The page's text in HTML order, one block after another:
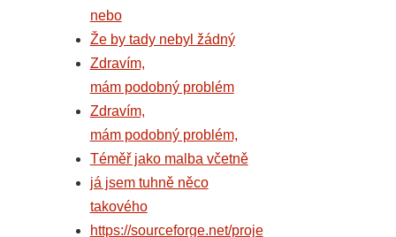
nebo
Že by tady nebyl žádný
Zdravím,
mám podobný problém
Zdravím,
mám podobný problém,
Téměř jako malba včetně
já jsem tuhně něco
takového
https://sourceforge.net/proje